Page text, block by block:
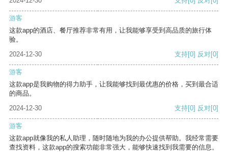
游客
这款app的酒店、餐厅推荐非常有用，让我能够享受到高品质的旅行体
验。
2024-12-30
支持[0] 反对[0]
游客
这款app是我购物的得力助手，让我能够找到最优惠的价格，买到最合适
的商品。
2024-12-30
支持[0] 反对[0]
游客
这款app就像我的私人助理，随时随地为我的办公提供帮助。我经常需要
查找资料，这款app的搜索功能非常强大，能够快速找到我需要的信息。